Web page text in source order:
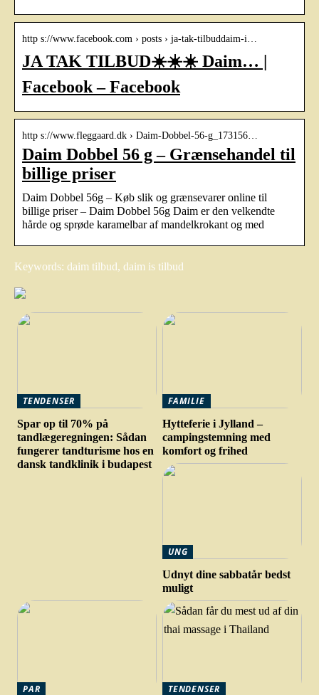
http s://www.facebook.com › posts › ️️️ja-tak-tilbud️️️daim-i…
JA TAK TILBUD☀️☀️☀️ Daim… |
Facebook – Facebook
http s://www.fleggaard.dk › Daim-Dobbel-56-g_173156…
Daim Dobbel 56 g – Grænsehandel til
billige priser
Daim Dobbel 56g – Køb slik og grænsevarer online til
billige priser – Daim Dobbel 56g Daim er den velkendte
hårde og sprøde karamelbar af mandelkrokant og med
Keywords: daim tilbud, daim is tilbud
TENDENSER
Spar op til 70% på
tandlægeregningen: Sådan
fungerer tandturisme hos en
dansk tandklinik i budapest
FAMILIE
Hytteferie i Jylland –
campingstemning med
komfort og frihed
UNG
Udnyt dine sabbatår bedst
muligt
PAR TENDENSER